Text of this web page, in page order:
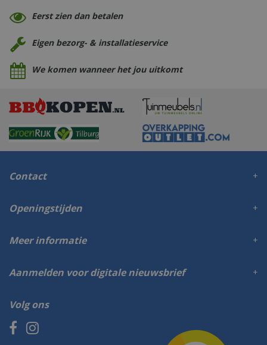
Eerst zien dan betalen
Eigen bezorg- & installatieservice
We komen wanneer het jou uitkomt
Contact
Volg ons
Openingstijden
Meer informatie
Aanmelden voor digitale nieuwsbrief